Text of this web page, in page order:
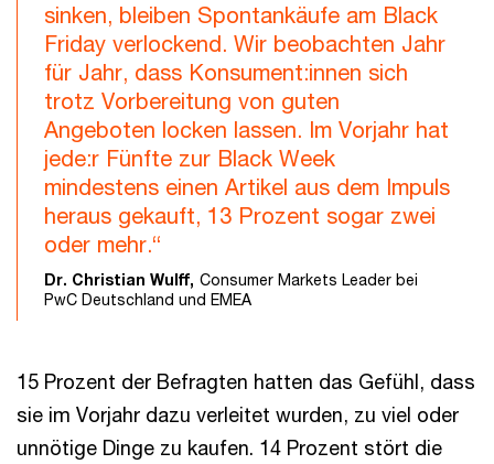
sinken, bleiben Spontankäufe am Black
Friday verlockend. Wir beobachten Jahr
für Jahr, dass Konsument:innen sich
trotz Vorbereitung von guten
Angeboten locken lassen. Im Vorjahr hat
jede:r Fünfte zur Black Week
mindestens einen Artikel aus dem Impuls
heraus gekauft, 13 Prozent sogar zwei
oder mehr.“
Dr. Christian Wulff, Consumer Markets Leader bei
PwC Deutschland und EMEA
15 Prozent der Befragten hatten das Gefühl, dass
sie im Vorjahr dazu verleitet wurden, zu viel oder
unnötige Dinge zu kaufen. 14 Prozent stört die